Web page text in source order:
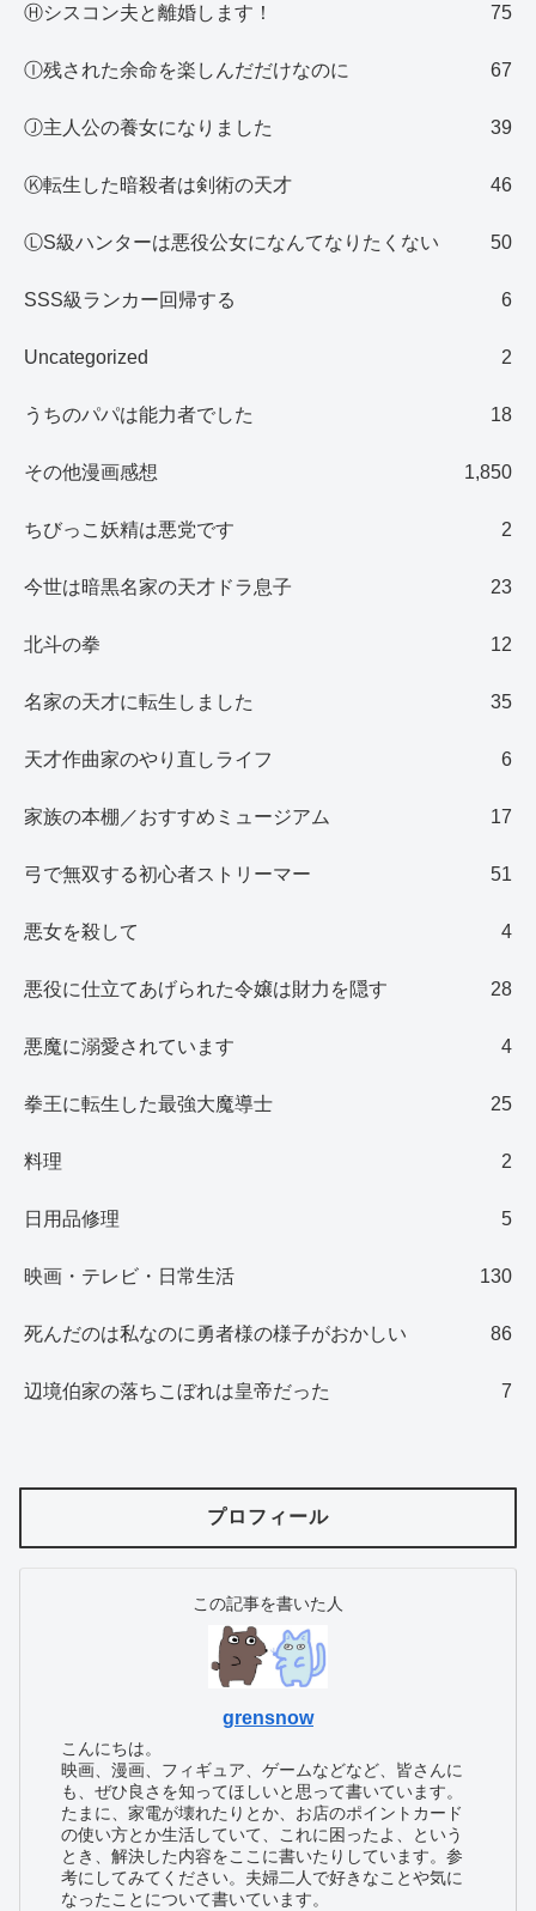
Ⓗシスコン夫と離婚します！ 75
Ⓘ残された余命を楽しんだだけなのに 67
Ⓙ主人公の養女になりました 39
Ⓚ転生した暗殺者は剣術の天才 46
ⓁS級ハンターは悪役公女になんてなりたくない 50
SSS級ランカー回帰する 6
Uncategorized 2
うちのパパは能力者でした 18
その他漫画感想 1,850
ちびっこ妖精は悪党です 2
今世は暗黒名家の天才ドラ息子 23
北斗の拳 12
名家の天才に転生しました 35
天才作曲家のやり直しライフ 6
家族の本棚／おすすめミュージアム 17
弓で無双する初心者ストリーマー 51
悪女を殺して 4
悪役に仕立てあげられた令嬢は財力を隠す 28
悪魔に溺愛されています 4
拳王に転生した最強大魔導士 25
料理 2
日用品修理 5
映画・テレビ・日常生活 130
死んだのは私なのに勇者様の様子がおかしい 86
辺境伯家の落ちこぼれは皇帝だった 7
プロフィール
この記事を書いた人
grensnow
こんにちは。
映画、漫画、フィギュア、ゲームなどなど、皆さんに
も、ぜひ良さを知ってほしいと思って書いています。
たまに、家電が壊れたりとか、お店のポイントカード
の使い方とか生活していて、これに困ったよ、という
とき、解決した内容をここに書いたりしています。参
考にしてみてください。夫婦二人で好きなことや気に
なったことについて書いています。